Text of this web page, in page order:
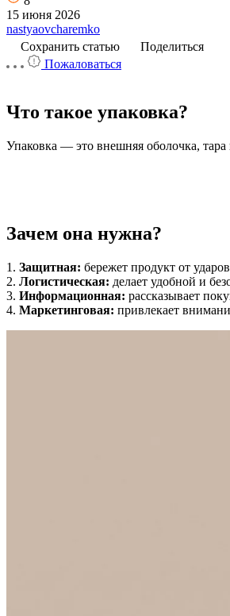
15 июня 2026
nastyaovcharemko
Сохранить статью
Поделиться
Пожаловаться
Что такое упаковка?
Упаковка — это внешняя оболочка, тара
Зачем она нужна?
1. Защитная: бережет продукт от
2. Логистическая: делает удобной и
3. Информационная: рассказывает
4. Маркетинговая: привлекает